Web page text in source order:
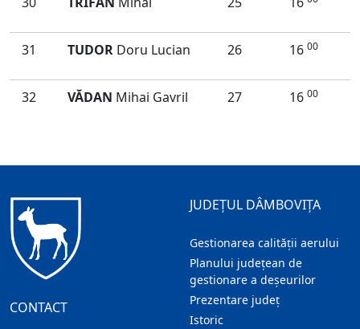
31 TUDOR Doru Lucian 26 16 00
32 VĂDAN Mihai Gavril 27 16 00
CONTACT
JUDEȚUL DÂMBOVIȚA
Gestionarea calității aerului
Planului județean de
gestionare a deșeurilor
Prezentare judeţ
Istoric